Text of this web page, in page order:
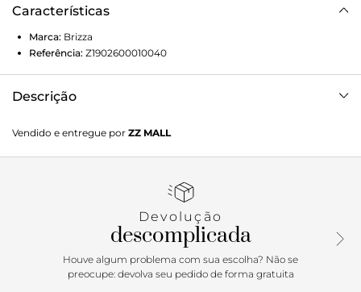
Características
Marca: Brizza
Referência: Z1902600010040
Descrição
em borracha e palmilha texturizada. De bico redondo, traz
tiras finas injetadas, dividindo os dedos, e com inscrição do
Vendido e entregue por ZZ MALL
Devolução
descomplicada
Houve algum problema com sua escolha? Não se
preocupe: devolva seu pedido de forma gratuita